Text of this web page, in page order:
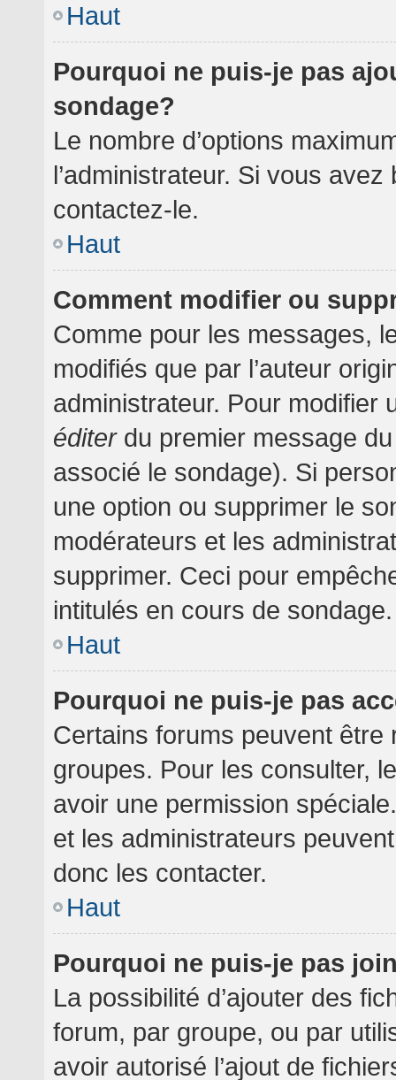
Haut
Pourquoi ne puis-je pas
sondage?
Le nombre d’options
l’administrateur. Si vous
contactez-le.
Haut
Comment modifier ou
Comme pour les messages,
modifiés que par l’auteur
administrateur. Pour modifier
éditerdu premier message
associé le sondage). Si
une option ou supprimer le
modérateurs et les
supprimer. Ceci pour
intitulés en cours de sondage.
Haut
Pourquoi ne puis-je pas
Certains forums peuvent
groupes. Pour les consulter,
avoir une permission
et les administrateurs
donc les contacter.
Haut
Pourquoi ne puis-je pas
La possibilité d’ajouter des
forum, par groupe, ou par
avoir autorisé l’ajout de